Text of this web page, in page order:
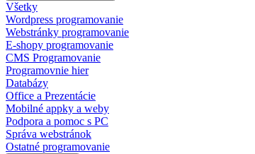
Všetky
Wordpress programovanie
Webstránky programovanie
E-shopy programovanie
CMS Programovanie
Programovnie hier
Databázy
Office a Prezentácie
Mobilné appky a weby
Podpora a pomoc s PC
Správa webstránok
Ostatné programovanie